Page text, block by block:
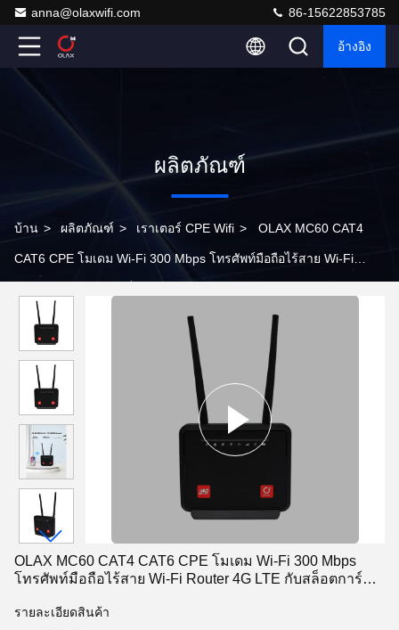
anna@olaxwifi.com 86-15622853785
อ้างอิง
ผลิตภัณฑ์
บ้าน > ผลิตภัณฑ์ > เราเตอร์ CPE Wifi > OLAX MC60 CAT4
CAT6 CPE โมเดม Wi-Fi 300 Mbps โทรศัพท์มือถือไร้สาย Wi-Fi
OLAX MC60 CAT4 CAT6 CPE โมเดม Wi-Fi 300 Mbps
โทรศัพท์มือถือไร้สาย Wi-Fi Router 4G LTE กับสล็อตการ์ด
รายละเอียดสินค้า